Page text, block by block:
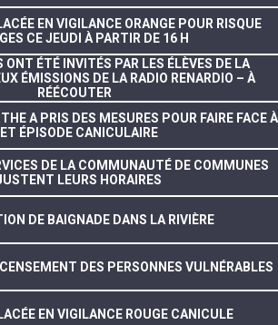
EN VIGILANCE ORANGE POUR RISQUE
CE JEUDI À PARTIR DE 16 H
ONT ÉTÉ INVITÉS PAR LES ÉLÈVES DE LA
ÉMISSIONS DE LA RADIO RENARDIO – À
RÉÉCOUTER
A PRIS DES MESURES POUR FAIRE FACE À
ÉPISODE CANICULAIRE
DE LA COMMUNAUTÉ DE COMMUNES
LEURS HORAIRES
DE BAIGNADE DANS LA RIVIÈRE
DES PERSONNES VULNÉRABLES
EN VIGILANCE ROUGE CANICULE